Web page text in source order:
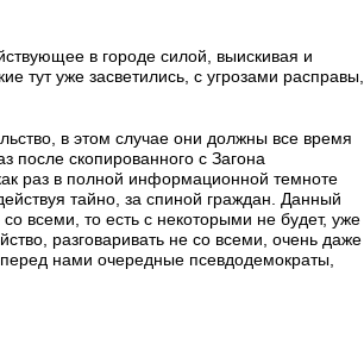
в городе силой, выискивая и
тут уже засветились, с угрозами расправы,
в этом случае они должны все время
после скопированного с Загона
раз в полной информационной темноте
тайно, за спиной граждан. Данный
всеми, то есть с некоторыми не будет, уже
разговаривать не со всеми, очень даже
перед нами очередные псевдодемократы,